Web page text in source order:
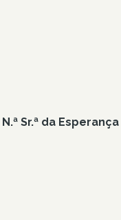
Sr.ª da Esperança